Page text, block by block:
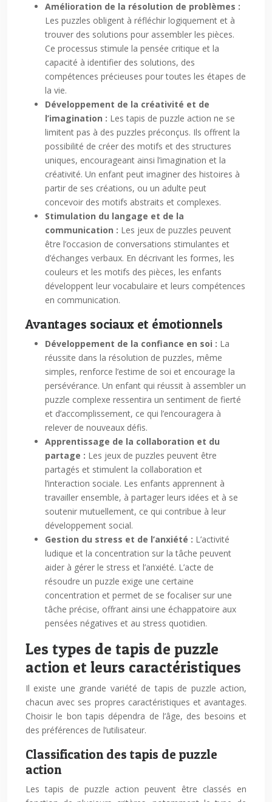
Amélioration de la résolution de problèmes :
Les puzzles obligent à réfléchir logiquement et à
trouver des solutions pour assembler les pièces.
Ce processus stimule la pensée critique et la
capacité à identifier des solutions, des
compétences précieuses pour toutes les étapes de
la vie.
Développement de la créativité et de
l’imagination : Les tapis de puzzle action ne se
limitent pas à des puzzles préconçus. Ils offrent la
possibilité de créer des motifs et des structures
uniques, encourageant ainsi l’imagination et la
créativité. Un enfant peut imaginer des histoires à
partir de ses créations, ou un adulte peut
concevoir des motifs abstraits et complexes.
Stimulation du langage et de la
communication : Les jeux de puzzles peuvent
être l’occasion de conversations stimulantes et
d’échanges verbaux. En décrivant les formes, les
couleurs et les motifs des pièces, les enfants
développent leur vocabulaire et leurs compétences
en communication.
Avantages sociaux et émotionnels
Développement de la confiance en soi : La
réussite dans la résolution de puzzles, même
simples, renforce l’estime de soi et encourage la
persévérance. Un enfant qui réussit à assembler un
puzzle complexe ressentira un sentiment de fierté
et d’accomplissement, ce qui l’encouragera à
relever de nouveaux défis.
Apprentissage de la collaboration et du
partage : Les jeux de puzzles peuvent être
partagés et stimulent la collaboration et
l’interaction sociale. Les enfants apprennent à
travailler ensemble, à partager leurs idées et à se
soutenir mutuellement, ce qui contribue à leur
développement social.
Gestion du stress et de l’anxiété : L’activité
ludique et la concentration sur la tâche peuvent
aider à gérer le stress et l’anxiété. L’acte de
résoudre un puzzle exige une certaine
concentration et permet de se focaliser sur une
tâche précise, offrant ainsi une échappatoire aux
pensées négatives et au stress quotidien.
Les types de tapis de puzzle
action et leurs caractéristiques
Il existe une grande variété de tapis de puzzle action,
chacun avec ses propres caractéristiques et avantages.
Choisir le bon tapis dépendra de l’âge, des besoins et
des préférences de l’utilisateur.
Classification des tapis de puzzle
action
Les tapis de puzzle action peuvent être classés en